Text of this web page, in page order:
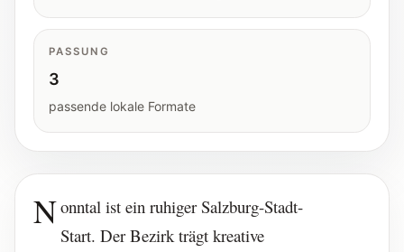
PASSUNG
3
passende lokale Formate
Nonntal ist ein ruhiger Salzburg-Stadt-
Start. Der Bezirk trägt kreative